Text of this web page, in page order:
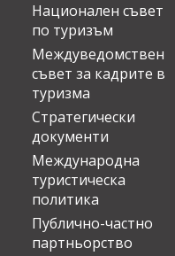
Национален съвет
по туризъм
Междуведомствен
съвет за кадрите в
туризма
Стратегически
документи
Международна
туристическа
политика
Публично-частно
партньорство